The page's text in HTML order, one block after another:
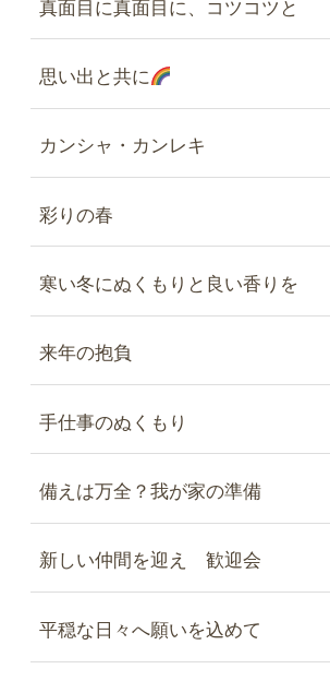
真面目に真面目に、コツコツと
思い出と共に
カンシャ・カンレキ
彩りの春
寒い冬にぬくもりと良い香りを
来年の抱負
手仕事のぬくもり
備えは万全？我が家の準備
新しい仲間を迎え 歓迎会
平穏な日々へ願いを込めて